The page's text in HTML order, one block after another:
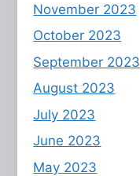
November 2023
October 2023
September 2023
August 2023
July 2023
June 2023
May 2023